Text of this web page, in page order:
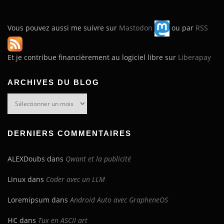
Vous pouvez aussi me suivre sur Mastodon ou par RSS
Et je contribue financièrement au logiciel libre sur Liberapay
ARCHIVES DU BLOG
DERNIERS COMMENTAIRES
ALEXDoubs dans Qwant et la publicité
Linux dans Coder avec un LLM
Loremipsum dansAndroid Auto avec GrapheneOS
HC dans Tux en ASCII art